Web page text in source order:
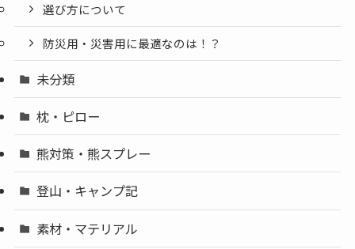
選び方について
防災用・災害用に最適なのは！？
未分類
枕・ピロー
熊対策・熊スプレー
登山・キャンプ記
素材・マテリアル